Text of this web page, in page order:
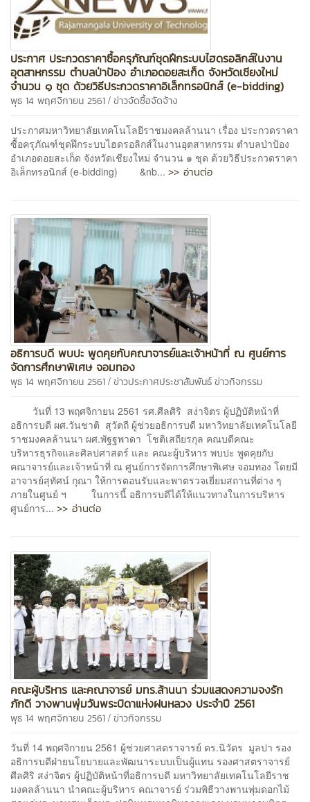
ประกาศ ประกวดราคาซื้อครุภัณฑ์ชุดฝึกระบบไฮดรอลิกส์ในงาน
อุตสาหกรรม ตำบลป่าป้อง อำเภอดอยสะเก็ด จังหวัดเชียงใหม่
จำนวน ๑ ชุด ด้วยวิธีประกวดราคาอิเล็กทรอนิกส์ (e-bidding)
พุธ 14 พฤศจิกายน 2561 / ข่าวจัดซื้อจัดจ้าง
ประกาศมหาวิทยาลัยเทคโนโลยีราชมงคลล้านนา เรื่อง ประกวดราคา
ซื้อครุภัณฑ์ชุดฝึกระบบไฮดรอลิกส์ในงานอุตสาหกรรม ตำบลป่าป้อง
อำเภอดอยสะเก็ด จังหวัดเชียงใหม่ จำนวน ๑ ชุด ด้วยวิธีประกวดราคา
อิเล็กทรอนิกส์ (e-bidding) &nb... >> อ่านต่อ
อธิการบดี พบปะ พูดคุยกับคณาจารย์และเจ้าหน้าที่ ณ ศูนย์การ
จัดการศึกษาพิเศษ จอมทอง
พุธ 14 พฤศจิกายน 2561 / ข่าวประกาศประชาสัมพันธ์ข่าวกิจกรรม
วันที่ 13 พฤศจิกายน 2561 รศ.ศีลศิริ สง่าจิตร ผู้ปฏิบัติหน้าที่
อธิการบดี ผศ.วันชาติ สุวัตถี ผู้ช่วยอธิการบดี มหาวิทยาลัยเทคโนโลยี
ราชมงคลล้านนา ผศ.พัฐฐพาดา โชติเสถียรกุล คณบดีคณะ
บริหารธุรกิจและศิลปศาสตร์ และ คณะผู้บริหาร พบปะ พูดคุยกับ
คณาจารย์และเจ้าหน้าที่ ณ ศูนย์การจัดการศึกษาพิเศษ จอมทอง โดยมี
อาจารย์สุทัศน์ กุณา ให้การตอนรับและพาตรวจเยี่ยมสถานที่ต่าง ๆ
ภายในศูนย์ ฯ ในการนี้ อธิการบดีได้ให้แนวทางในการบริหาร
ศูนย์การ... >> อ่านต่อ
คณะผู้บริหาร และคณาจารย์ มทร.ล้านนา ร่วมแสดงความจงรัก
ภักดี วางพานพุ่มวันพระบิดาแห่งฝนหลวง ประจำปี 2561
พุธ 14 พฤศจิกายน 2561 / ข่าวกิจกรรม
วันที่ 14 พฤศจิกายน 2561 ผู้ช่วยศาสตราจารย์ ดร.นิวัตร มูลปา รอง
อธิการบดีฝ่ายนโยบายและพัฒนาระบบเป็นผู้แทน รองศาสตราจารย์
ศีลศิริ สง่าจิตร ผู้ปฏิบัติหน้าที่อธิการบดี มหาวิทยาลัยเทคโนโลยีราช
มงคลล้านนา นำคณะผู้บริหาร คณาจารย์ ร่วมพิธีวางพานพุ่มดอกไม้